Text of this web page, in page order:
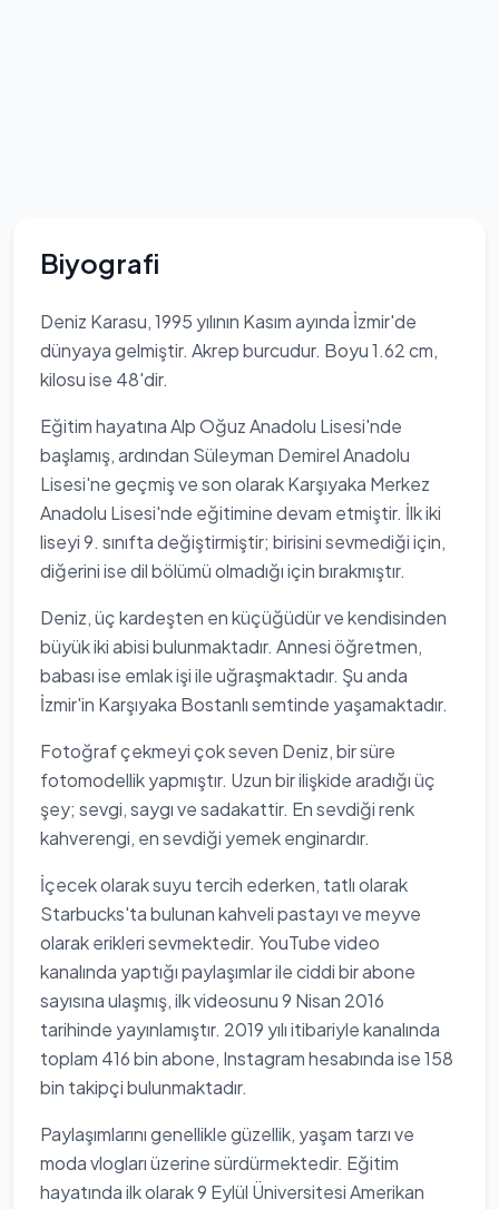
Biyografi
Deniz Karasu, 1995 yılının Kasım ayında İzmir'de
dünyaya gelmiştir. Akrep burcudur. Boyu 1.62 cm,
kilosu ise 48'dir.
Eğitim hayatına Alp Oğuz Anadolu Lisesi'nde
başlamış, ardından Süleyman Demirel Anadolu
Lisesi'ne geçmiş ve son olarak Karşıyaka Merkez
Anadolu Lisesi'nde eğitimine devam etmiştir. İlk iki
liseyi 9. sınıfta değiştirmiştir; birisini sevmediği için,
diğerini ise dil bölümü olmadığı için bırakmıştır.
Deniz, üç kardeşten en küçüğüdür ve kendisinden
büyük iki abisi bulunmaktadır. Annesi öğretmen,
babası ise emlak işi ile uğraşmaktadır. Şu anda
İzmir'in Karşıyaka Bostanlı semtinde yaşamaktadır.
Fotoğraf çekmeyi çok seven Deniz, bir süre
fotomodellik yapmıştır. Uzun bir ilişkide aradığı üç
şey; sevgi, saygı ve sadakattir. En sevdiği renk
kahverengi, en sevdiği yemek enginardır.
İçecek olarak suyu tercih ederken, tatlı olarak
Starbucks'ta bulunan kahveli pastayı ve meyve
olarak erikleri sevmektedir. YouTube video
kanalında yaptığı paylaşımlar ile ciddi bir abone
sayısına ulaşmış, ilk videosunu 9 Nisan 2016
tarihinde yayınlamıştır. 2019 yılı itibariyle kanalında
toplam 416 bin abone, Instagram hesabında ise 158
bin takipçi bulunmaktadır.
Paylaşımlarını genellikle güzellik, yaşam tarzı ve
moda vlogları üzerine sürdürmektedir. Eğitim
hayatında ilk olarak 9 Eylül Üniversitesi Amerikan